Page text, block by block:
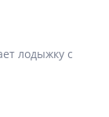
лодыжку с